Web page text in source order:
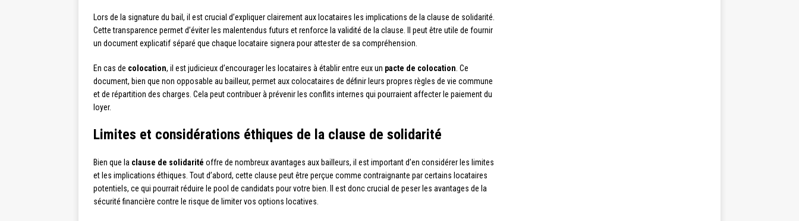
Lors de la signature du bail, il est crucial d’expliquer clairement aux locataires les implications de la clause de solidarité.
Cette transparence permet d’éviter les malentendus futurs et renforce la validité de la clause. Il peut être utile de fournir
un document explicatif séparé que chaque locataire signera pour attester de sa compréhension.
En cas de colocation, il est judicieux d’encourager les locataires à établir entre eux un pacte de colocation . Ce
document, bien que non opposable au bailleur, permet aux colocataires de définir leurs propres règles de vie commune
et de répartition des charges. Cela peut contribuer à prévenir les conflits internes qui pourraient affecter le paiement du
loyer.
Limites et considérations éthiques de la clause de solidarité
Bien que la clause de solidarité offre de nombreux avantages aux bailleurs, il est important d’en considérer les limites
et les implications éthiques. Tout d’abord, cette clause peut être perçue comme contraignante par certains locataires
potentiels, ce qui pourrait réduire le pool de candidats pour votre bien. Il est donc crucial de peser les avantages de la
sécurité financière contre le risque de limiter vos options locatives.